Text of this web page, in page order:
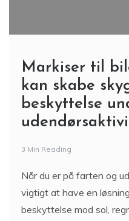
Markiser til
kan skabe
beskyttelse
3 Min Reading
Når du er på farten og
vigtigt at have en
beskyttelse mod sol,